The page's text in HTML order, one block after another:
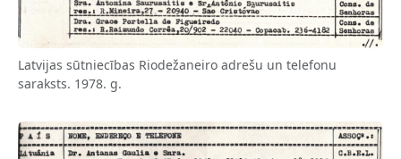
Latvijas sūtniecības Riodežaneiro adrešu un telefonu
saraksts. 1978. g.